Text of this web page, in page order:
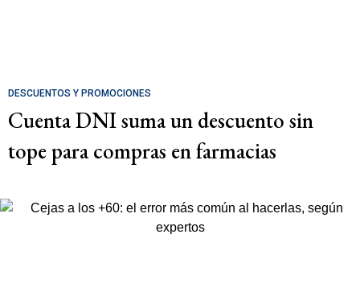
DESCUENTOS Y PROMOCIONES
Cuenta DNI suma un descuento sin
tope para compras en farmacias